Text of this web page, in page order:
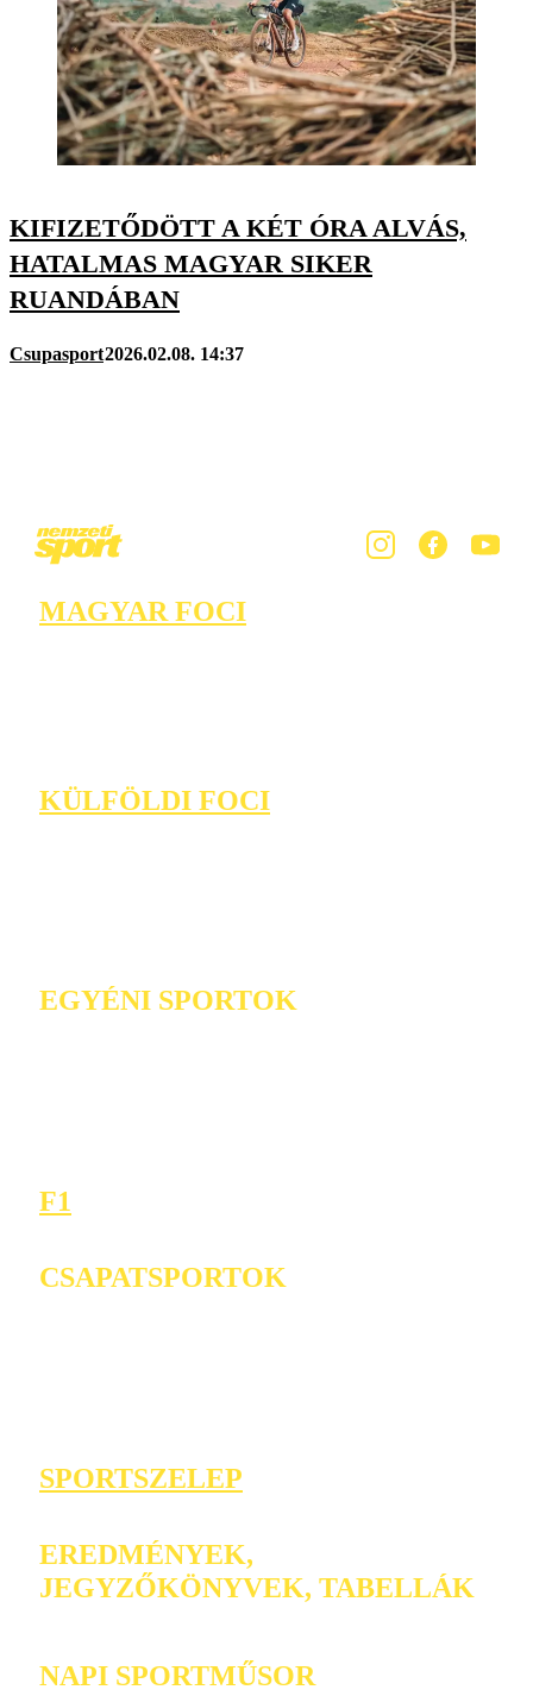
KIFIZETŐDÖTT A KÉT ÓRA ALVÁS,
HATALMAS MAGYAR SIKER
RUANDÁBAN
Csupasport2026.02.08. 14:37
MAGYAR FOCI
KÜLFÖLDI FOCI
EGYÉNI SPORTOK
F1
CSAPATSPORTOK
SPORTSZELEP
EREDMÉNYEK,
JEGYZŐKÖNYVEK, TABELLÁK
NAPI SPORTMŰSOR